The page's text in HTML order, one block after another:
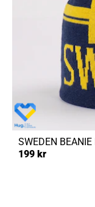
SWEDEN BEANIE
199 kr